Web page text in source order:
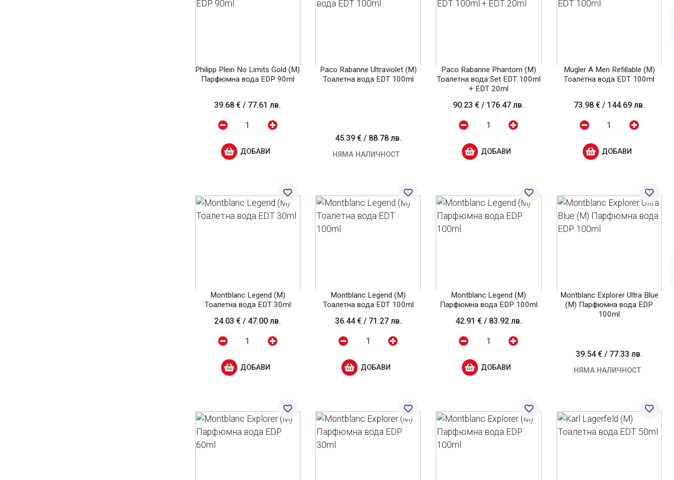
Philipp Plein No Limits Gold (M)
Парфюмна вода EDP 90ml
39.68 € / 77.61 лв.
ДОБАВИ
Paco Rabanne Ultraviolet (M)
Тоалетна вода EDT 100ml
45.39 €/ 88.78 лв.
НЯМА НАЛИЧНОСТ
Paco Rabanne Phantom (M)
Тоалетна вода Set EDT 100ml
+ EDT 20ml
90.23 € / 176.47 лв.
ДОБАВИ
Mugler A Men Refillable (M)
Тоалетна вода EDT 100ml
73.98 €/ 144.69 лв.
ДОБАВИ
Montblanc Legend (M)
Тоалетна вода EDT 30ml
24.03 € / 47.00 лв.
ДОБАВИ
Montblanc Legend (M)
Тоалетна вода EDT 100ml
36.44 €/ 71.27 лв.
ДОБАВИ
Montblanc Legend (M)
Парфюмна вода EDP 100ml
42.91 €/ 83.92 лв.
ДОБАВИ
Montblanc Explorer Ultra Blue
(M) Парфюмна вода EDP
100ml
39.54 € / 77.33 лв.
НЯМА НАЛИЧНОСТ